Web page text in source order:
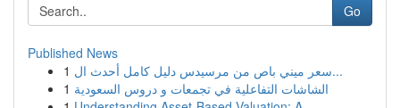
Go
Published News
1
سعر ميني باص من مرسيدس دليل كامل أحدث ال...
1 الشاشات التفاعلية في تجمعات و دروس السعودية